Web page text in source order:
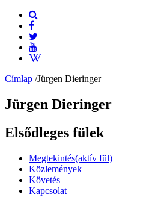
Címlap /Jürgen Dieringer
Jürgen Dieringer
Elsődleges fülek
Megtekintés(aktív fül)
Közlemények
Követés
Kapcsolat